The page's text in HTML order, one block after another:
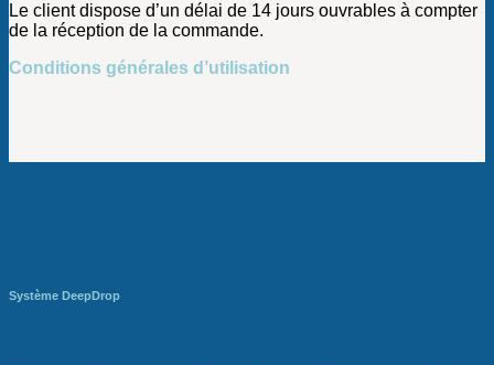
Le client dispose d’un délai de 14 jours ouvrables à compter
de la réception de la commande.
Conditions générales d’utilisation
Système DeepDrop